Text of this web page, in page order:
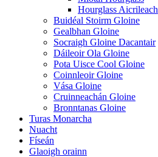
Hourglass Aicrileach
Buidéal Stoirm Gloine
Gealbhan Gloine
Socraigh Gloine Dacantair
Dáileoir Ola Gloine
Pota Uisce Cool Gloine
Coinnleoir Gloine
Vása Gloine
Cruinneachán Gloine
Bronntanas Gloine
Turas Monarcha
Nuacht
Físeán
Glaoigh orainn